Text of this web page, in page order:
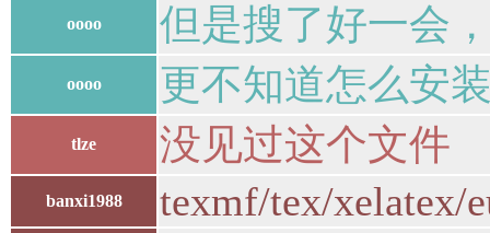
oooo 但是搜了好一会
oooo 更不知道怎么安
tlze 没见过这个文件
banxi1988 texmf/tex/xelatex/